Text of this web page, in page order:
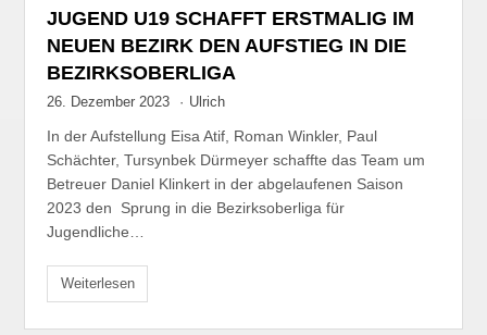
JUGEND U19 SCHAFFT ERSTMALIG IM
NEUEN BEZIRK DEN AUFSTIEG IN DIE
BEZIRKSOBERLIGA
26. Dezember 2023 · Ulrich
In der Aufstellung Eisa Atif, Roman Winkler, Paul
Schächter, Tursynbek Dürmeyer schaffte das Team um
Betreuer Daniel Klinkert in der abgelaufenen Saison
2023 den Sprung in die Bezirksoberliga für
Jugendliche…
Weiterlesen